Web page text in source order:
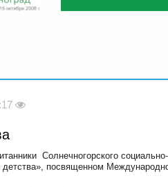
Солнечногорского
детства», посвященном